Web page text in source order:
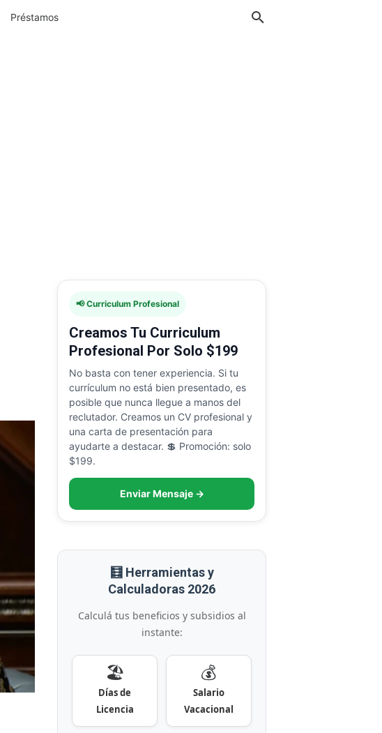
Préstamos
📢 Curriculum Profesional
Creamos Tu Curriculum
Profesional Por Solo $199
No basta con tener experiencia. Si tu
currículum no está bien presentado, es
posible que nunca llegue a manos del
reclutador. Creamos un CV profesional y
una carta de presentación para
ayudarte a destacar. 💲 Promoción: solo
$199.
Enviar Mensaje →
🧮 Herramientas y
Calculadoras 2026
Calculá tus beneficios y subsidios al
instante:
🏖️
Días de
Licencia
💰
Salario
Vacacional